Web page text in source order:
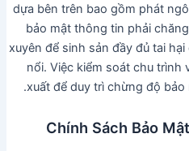
dựa bên trên bao gồm phát
bảo mật thông tin phải
xuyên để sinh sản đầy đủ tai
nổi. Việc kiểm soát chu trình
xuất để duy trì chừng độ
Chính Sách Bảo